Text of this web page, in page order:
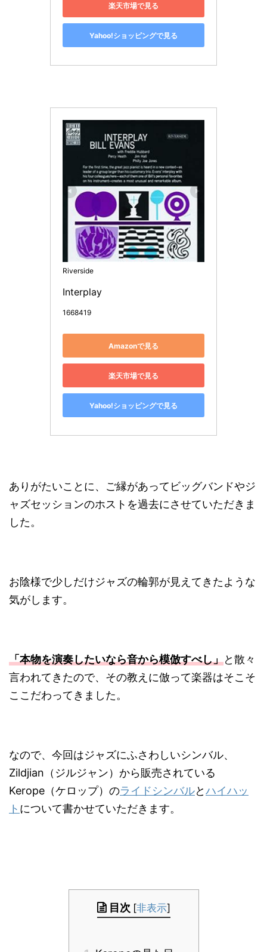
楽天市場で見る
Yahoo!ショッピングで見る
Riverside
Interplay
1668419
Amazonで見る
楽天市場で見る
Yahoo!ショッピングで見る
ありがたいことに、ご縁があってビッグバンドやジ
ャズセッションのホストを過去にさせていただきま
した。
お陰様で少しだけジャズの輪郭が見えてきたような
気がします。
「本物を演奏したいなら音から模倣すべし」と散々
言われてきたので、その教えに倣って楽器はそこそ
ここだわってきました。
なので、今回はジャズにふさわしいシンバル、
Zildjian（ジルジャン）から販売されている
Kerope（ケロップ）のライドシンバルとハイハッ
ト について書かせていただきます。
目次 [非表示]